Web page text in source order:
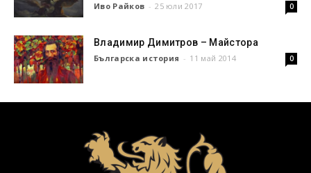
Иво Райков - 25 юли 2017 0
Владимир Димитров – Майстора
Българска история - 11 май 2014 0